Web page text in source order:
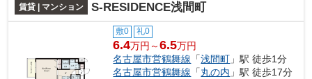
賃貸 | マンション S-RESIDENCE浅間町
敷0 礼0
6.4万円～6.5万円
名古屋市営鶴舞線 「浅間町 」駅 徒歩1分
名古屋市営鶴舞線 「丸の内 」駅 徒歩17分